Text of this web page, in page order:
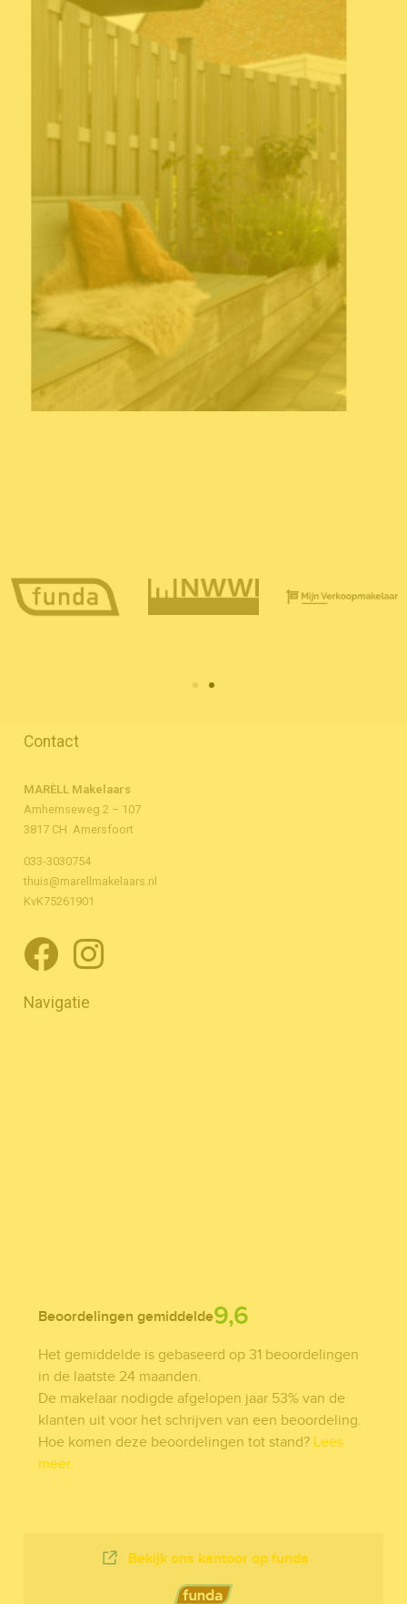
Contact
MARÈLL Makelaars
Arnhemseweg 2 – 107
3817 CH Amersfoort
033-3030754
thuis@marellmakelaars.nl
KvK75261901
Navigatie